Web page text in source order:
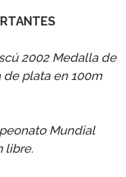
2002 Medalla de
plata en 100m
Mundial
libre.